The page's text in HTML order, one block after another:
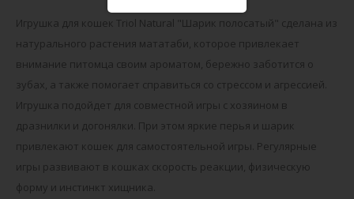
Игрушка для кошек Triol Natural "Шарик полосатый" сделана из
натурального растения мататаби, которое привлекает
внимание питомца своим ароматом, бережно заботится о
зубах, а также помогает справиться со стрессом и агрессией.
Игрушка подойдет для совместной игры с хозяином в
дразнилки и догонялки. При этом яркие перья и шарик
привлекают кошек для самостоятельной игры. Регулярные
игры развивают в кошках скорость реакции, физическую
форму и инстинкт хищника.